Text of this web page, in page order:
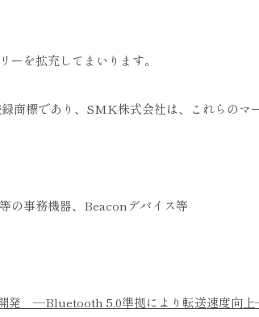
を拡充してまいります。
標であり、SMK株式会社は、これらのマ
の事務機器、Beaconデバイス等
発 ―Bluetooth 5.0準拠により転送速度向上